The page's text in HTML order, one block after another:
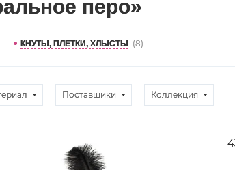
перо»
КНУТЫ, ПЛЕТКИ, ХЛЫСТЫ (8)
Поставщики Коллекция